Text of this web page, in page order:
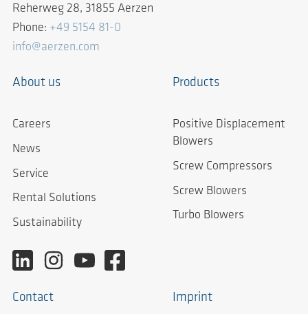
Reherweg 28, 31855 Aerzen
Phone: +49 5154 81-0
info@aerzen.com
About us
Careers
News
Service
Rental Solutions
Sustainability
Products
Positive Displacement
Blowers
Screw Compressors
Screw Blowers
Turbo Blowers
Contact Imprint